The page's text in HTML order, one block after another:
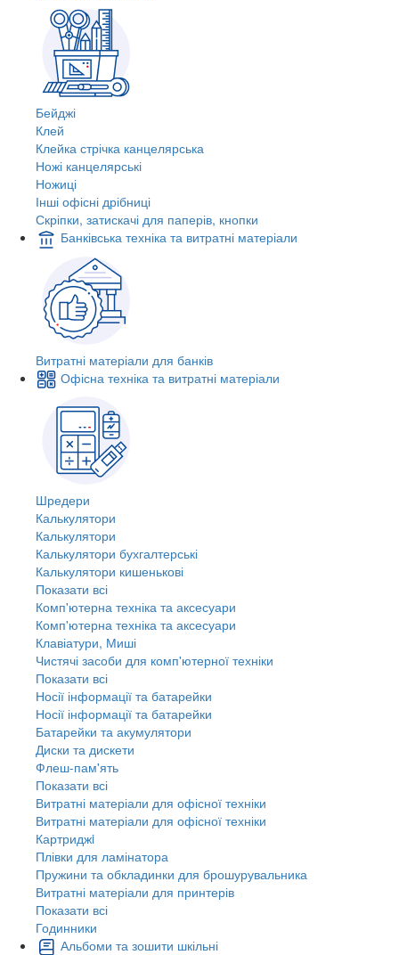
Бейджі
Клей
Клейка стрічка канцелярська
Ножі канцелярські
Ножиці
Інші офісні дрібниці
Скріпки, затискачі для паперів, кнопки
Банківська техніка та витратні матеріали
Витратні матеріали для банків
Офісна техніка та витратні матеріали
Шредери
Калькулятори
Калькулятори
Калькулятори бухгалтерські
Калькулятори кишенькові
Показати всі
Комп'ютерна техніка та аксесуари
Комп'ютерна техніка та аксесуари
Клавіатури, Миші
Чистячі засоби для комп'ютерної техніки
Показати всі
Носії інформації та батарейки
Носії інформації та батарейки
Батарейки та акумулятори
Диски та дискети
Флеш-пам'ять
Показати всі
Витратні матеріали для офісної техніки
Витратні матеріали для офісної техніки
Картриджi
Плівки для ламінатора
Пружини та обкладинки для брошурувальника
Витратні матеріали для принтерів
Показати всі
Годинники
Альбоми та зошити шкільні